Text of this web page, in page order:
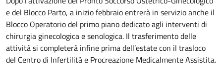
e del Blocco Parto, a inizio febbraio entrerà in servizio anche il
Blocco Operatorio del primo piano dedicato agli interventi di
chirurgia ginecologica e senologica. Il trasferimento delle
attività si completerà infine prima dell’estate con il trasloco
del Centro di Infertilità e Procreazione Medicalmente Assistita.